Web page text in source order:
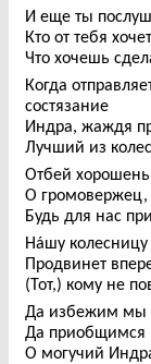
И еще ты
Кто от тебя
Что хочешь
Когда
состязание
Индра, жаждя
Лучший из
Отбей
О громовержец,
Будь для нас
Нáшу
Продвинет
(Тот,) кому не
Да избежим мы
Да приобщимся
О могучий